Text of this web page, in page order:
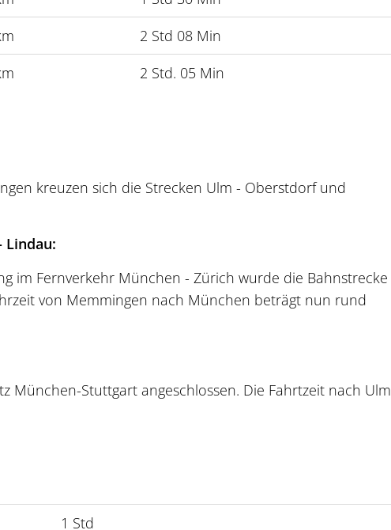
2 Std 08 Min
2 Std. 05 Min
kreuzen sich die Strecken Ulm - Oberstdorf und
Lindau:
im Fernverkehr München - Zürich wurde die Bahnstrecke
von Memmingen nach München beträgt nun rund
München-Stuttgart angeschlossen. Die Fahrtzeit nach Ulm
1 Std